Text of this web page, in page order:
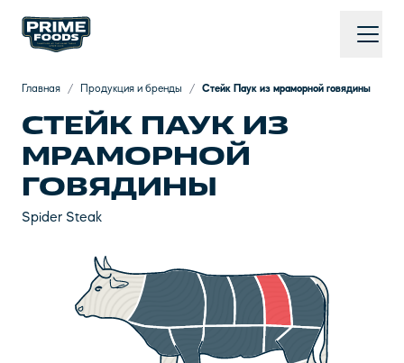
Главная / Продукция и бренды / Стейк Паук из мраморной говядины
СТЕЙК ПАУК ИЗ
МРАМОРНОЙ
ГОВЯДИНЫ
Spider Steak